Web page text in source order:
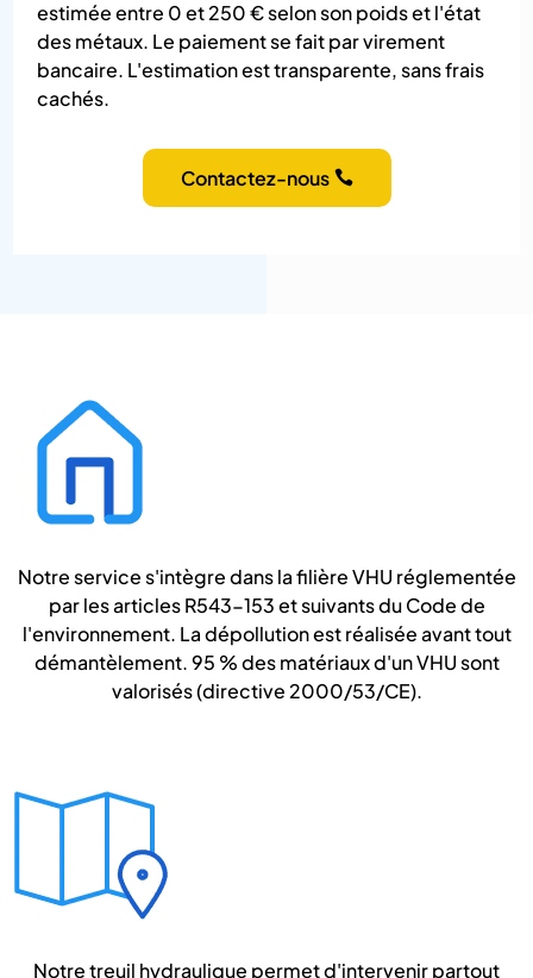
estimée entre 0 et 250 € selon son poids et l'état
des métaux. Le paiement se fait par virement
bancaire. L'estimation est transparente, sans frais
cachés.
Contactez-nous
Notre service s'intègre dans la filière VHU réglementée
par les articles R543-153 et suivants du Code de
l'environnement. La dépollution est réalisée avant tout
démantèlement. 95 % des matériaux d'un VHU sont
valorisés (directive 2000/53/CE).
Notre treuil hydraulique permet d'intervenir partout